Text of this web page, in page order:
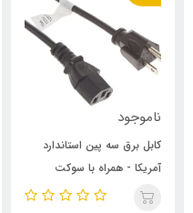
ناموجود
کابل برق سه پین استاندارد
آمریکا - همراه با سوکت